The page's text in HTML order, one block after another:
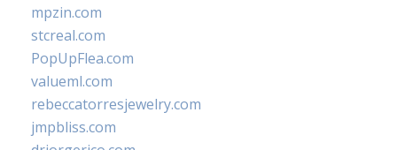
mpzin.com
stcreal.com
PopUpFlea.com
valueml.com
rebeccatorresjewelry.com
jmpbliss.com